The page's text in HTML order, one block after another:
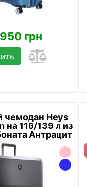
грн
чемодан Heys
на 116/139 л из
Антрацит